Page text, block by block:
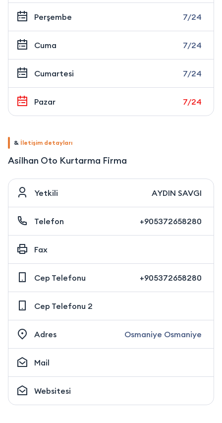
Perşembe 7/24
Cuma 7/24
Cumartesi 7/24
Pazar 7/24
& İletişim detayları
Asilhan Oto Kurtarma Firma
Yetkili AYDIN SAVGI
Telefon +905372658280
Fax
Cep Telefonu +905372658280
Cep Telefonu 2
Adres Osmaniye Osmaniye
Mail
Websitesi